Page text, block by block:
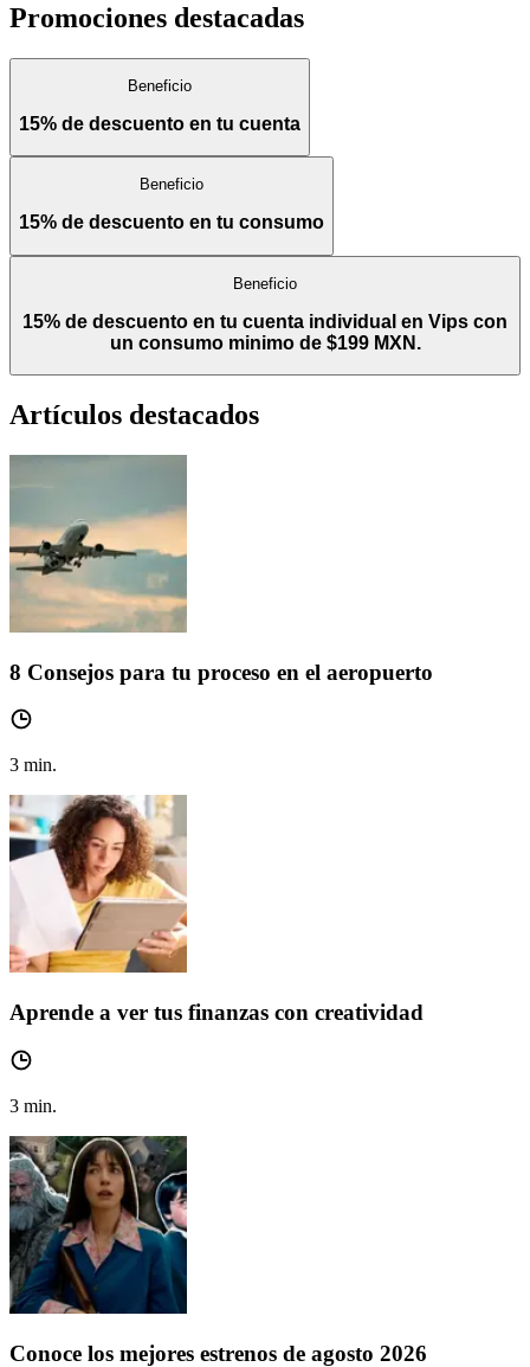
Promociones destacadas
Beneficio
15% de descuento en tu cuenta
Beneficio
15% de descuento en tu consumo
Beneficio
15% de descuento en tu cuenta individual en Vips con
un consumo minimo de $199 MXN.
Artículos destacados
8 Consejos para tu proceso en el aeropuerto
3 min.
Aprende a ver tus finanzas con creatividad
3 min.
Conoce los mejores estrenos de agosto 2026